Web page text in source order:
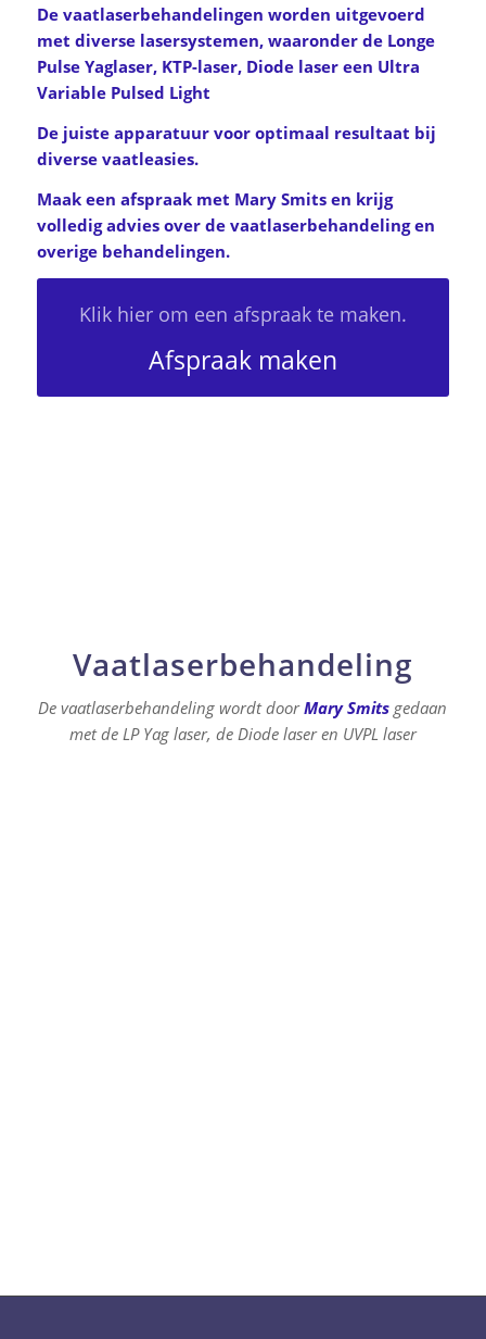
De vaatlaserbehandelingen worden uitgevoerd
met diverse lasersystemen, waaronder de Longe
Pulse Yaglaser, KTP-laser, Diode laser een Ultra
Variable Pulsed Light
De juiste apparatuur voor optimaal resultaat bij
diverse vaatleasies.
Maak een afspraak met Mary Smits en krijg
volledig advies over de vaatlaserbehandeling en
overige behandelingen.
Klik hier om een afspraak te maken.
Afspraak maken
Vaatlaserbehandeling
De vaatlaserbehandeling wordt doorMary Smits gedaan
met de LP Yag laser, de Diode laser en UVPL laser